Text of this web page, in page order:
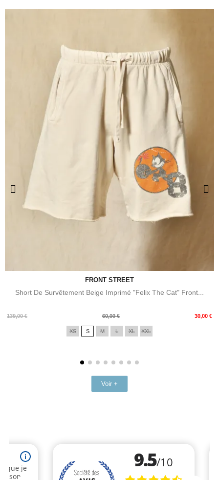
FRONT STREET
Short De Survêtement Beige Imprimé "Felix The Cat" Front...
139,00 €
Prix
60,00 € 30,00 €
Prix
XS S M L XL XXL
Voir +